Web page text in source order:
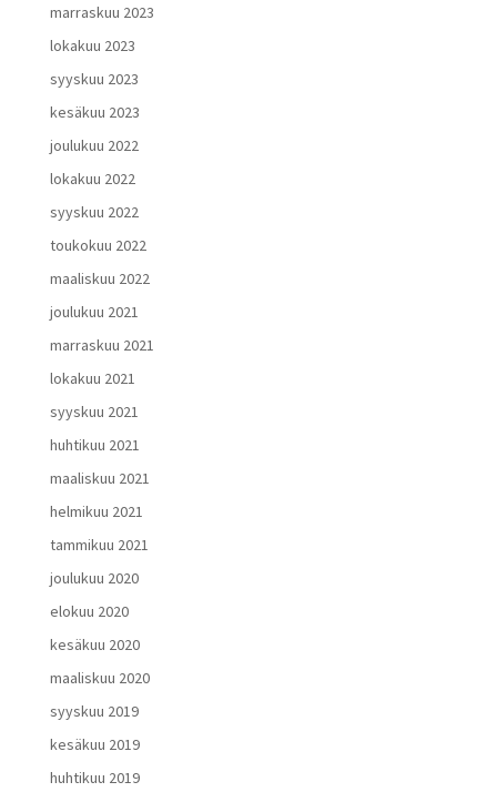
marraskuu 2023
lokakuu 2023
syyskuu 2023
kesäkuu 2023
joulukuu 2022
lokakuu 2022
syyskuu 2022
toukokuu 2022
maaliskuu 2022
joulukuu 2021
marraskuu 2021
lokakuu 2021
syyskuu 2021
huhtikuu 2021
maaliskuu 2021
helmikuu 2021
tammikuu 2021
joulukuu 2020
elokuu 2020
kesäkuu 2020
maaliskuu 2020
syyskuu 2019
kesäkuu 2019
huhtikuu 2019